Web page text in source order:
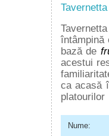
întâmpină
bază de
acestui
ca acasă
platourilor
Nume: